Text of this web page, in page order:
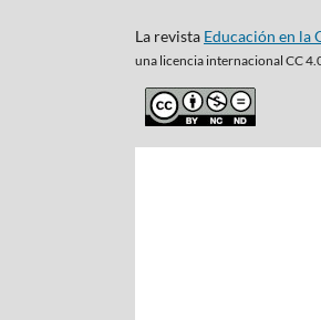
La revista Educación en la
una licencia internacional CC